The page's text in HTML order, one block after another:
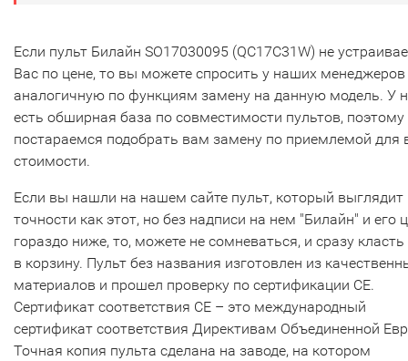
Если пульт Билайн SO17030095 (QC17C31W) не
Вас по цене, то вы можете спросить у наших менеджеров
аналогичную по функциям замену на данную модель. У
есть обширная база по совместимости пультов,
постараемся подобрать вам замену по приемлемой для
стоимости.
Если вы нашли на нашем сайте пульт, который выглядит
точности как этот, но без надписи на нем "Билайн" и его
гораздо ниже, то, можете не сомневаться, и сразу класть
в корзину. Пульт без названия изготовлен из
материалов и прошел проверку по сертификации CE.
Сертификат соответствия СЕ – это международный
сертификат соответствия Директивам Объединенной
Точная копия пульта сделана на заводе, на котором